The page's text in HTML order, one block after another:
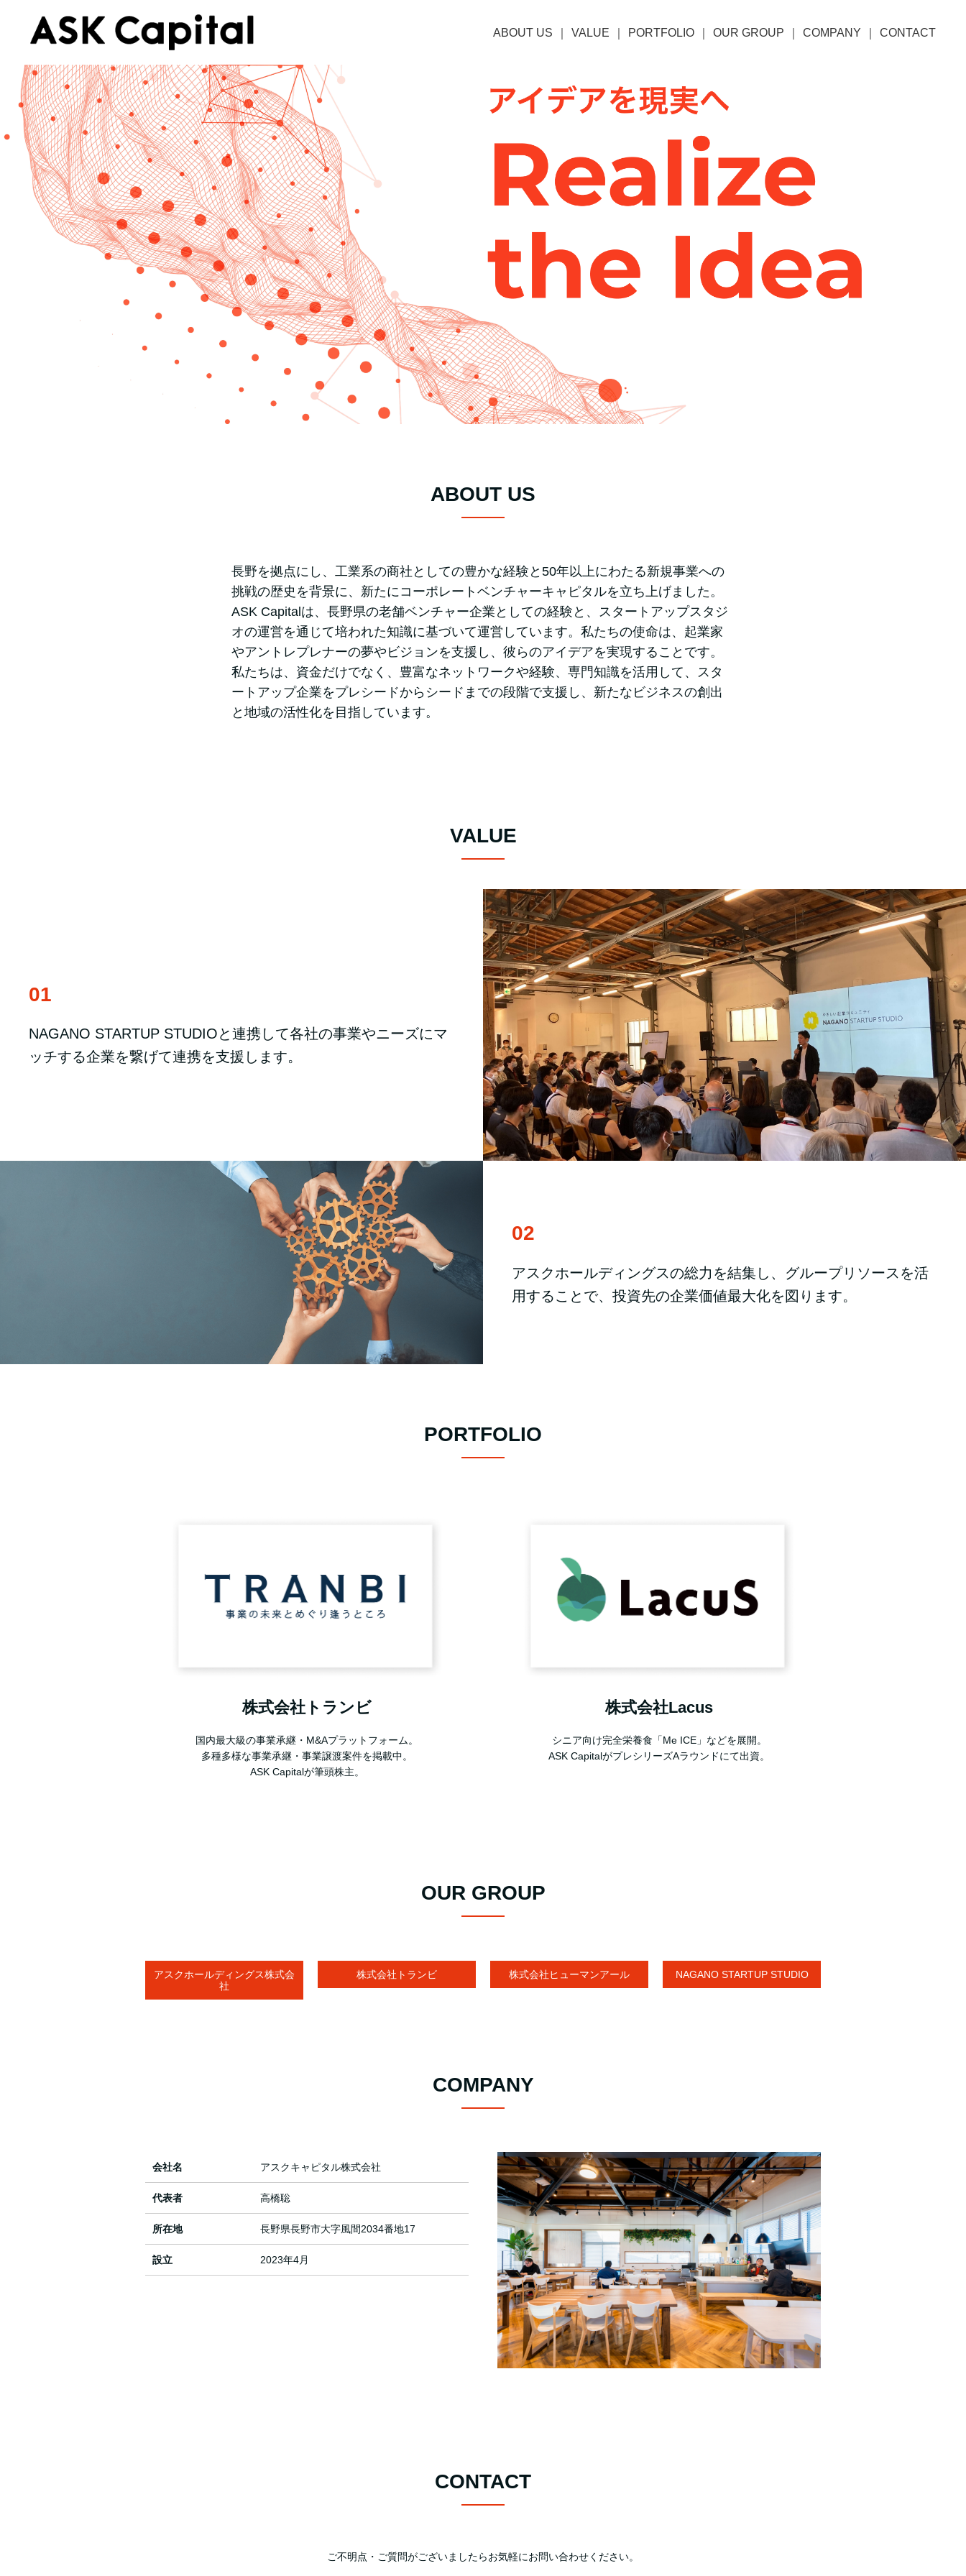
ABOUT US VALUE PORTFOLIO OUR GROUP COMPANY CONTACT
ABOUT US
長野を拠点にし、工業系の商社としての豊かな経験と50年以上にわたる新規事業への
挑戦の歴史を背景に、新たにコーポレートベンチャーキャピタルを立ち上げました。
ASK Capitalは、長野県の老舗ベンチャー企業としての経験と、スタートアップスタジ
オの運営を通じて培われた知識に基づいて運営しています。私たちの使命は、起業家
やアントレプレナーの夢やビジョンを支援し、彼らのアイデアを実現することです。
私たちは、資金だけでなく、豊富なネットワークや経験、専門知識を活用して、スタ
ートアップ企業をプレシードからシードまでの段階で支援し、新たなビジネスの創出
と地域の活性化を目指しています。
VALUE
01
NAGANO STARTUP STUDIOと連携して各社の事業やニーズにマ
ッチする企業を繋げて連携を支援します。
02
アスクホールディングスの総力を結集し、グループリソースを活
用することで、投資先の企業価値最大化を図ります。
PORTFOLIO
株式会社トランビ
国内最大級の事業承継・M&Aプラットフォーム。
多種多様な事業承継・事業譲渡案件を掲載中。
ASK Capitalが筆頭株主。
株式会社Lacus
シニア向け完全栄養食「Me ICE」などを展開。
ASK CapitalがプレシリーズAラウンドにて出資。
OUR GROUP
アスクホールディングス株式会
社
株式会社トランビ 株式会社ヒューマンアール NAGANO STARTUP STUDIO
COMPANY
会社名 アスクキャピタル株式会社
代表者 高橋聡
所在地 長野県長野市大字風間2034番地17
設立 2023年4月
CONTACT
ご不明点・ご質問がございましたらお気軽にお問い合わせください。